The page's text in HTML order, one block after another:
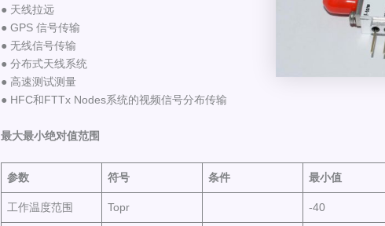
● 天线拉远
● GPS 信号传输
● 无线信号传输
● 分布式天线系统
● 高速测试测量
● HFC和FTTx Nodes系统的视频信号分布传输
最大最小绝对值范围
参数 符号 条件 最小值
工作温度范围 Topr -40